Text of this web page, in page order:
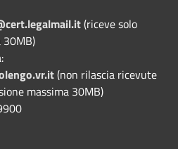
(riceve solo
30MB)
(non rilascia ricevute
massima 30MB)